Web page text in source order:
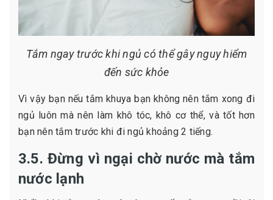
Tắm ngay trước khi ngủ có thể gây nguy hiểm
đến sức khỏe
Vì vậy bạn nếu tắm khuya bạn không nên tắm xong đi
ngủ luôn mà nên làm khô tóc, khô cơ thể, và tốt hơn
bạn nên tắm trước khi đi ngủ khoảng 2 tiếng.
3.5. Đừng vì ngại chờ nước mà tắm
nước lạnh